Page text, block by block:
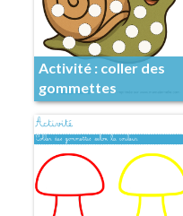
Activité : coller des
gommettes